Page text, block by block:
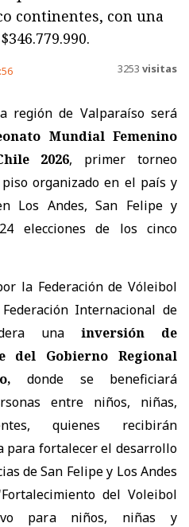
continentes, con una
3253 visitas
región de Valparaíso será
Mundial Femenino
2026, primer torneo
organizado en el país y
Los Andes, San Felipe y
elecciones de los cinco
la Federación de Vóleibol
Internacional de
una
inversión de
del Gobierno Regional
donde se beneficiará
entre niños, niñas,
quienes recibirán
para fortalecer el desarrollo
de San Felipe y Los Andes
del Voleibol
para niños, niñas y